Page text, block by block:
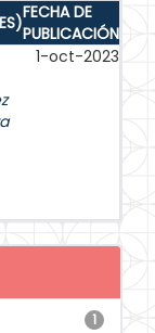
FECHA DE
PUBLICACIÓN
1-oct-2023
1